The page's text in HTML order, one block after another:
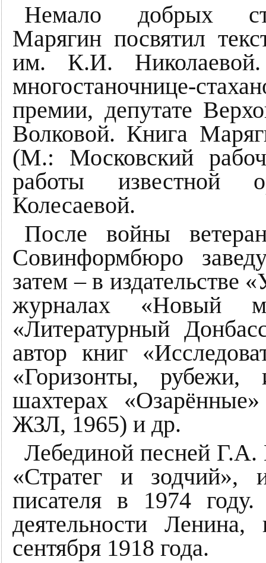
Немало добрых
Марягин посвятил
им. К.И.
многостаночнице-
премии, депутате
Волковой. Книга
(М.: Московский
работы известной
Колесаевой.
После войны
Совинформбюро
затем – в издательстве
журналах «Новый
«Литературный
автор книг
«Горизонты,
шахтерах
ЖЗЛ, 1965) и др.
Лебединой песней Г.А.
«Стратег и зодчий»,
писателя в 1974
деятельности
сентября 1918 года.